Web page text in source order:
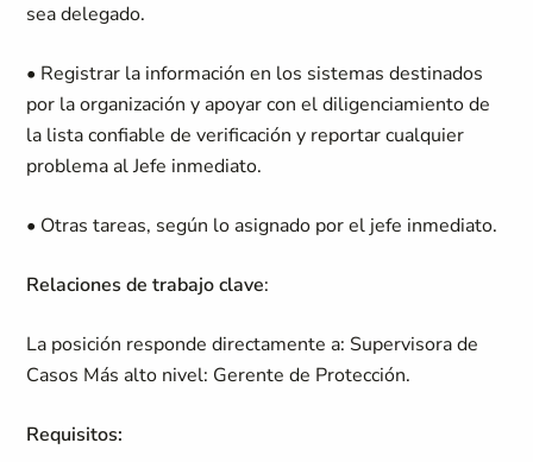
sea delegado.
• Registrar la información en los sistemas destinados
por la organización y apoyar con el diligenciamiento de
la lista confiable de verificación y reportar cualquier
problema al Jefe inmediato.
• Otras tareas, según lo asignado por el jefe inmediato.
Relaciones de trabajo clave:
La posición responde directamente a: Supervisora de
Casos Más alto nivel: Gerente de Protección.
Requisitos: